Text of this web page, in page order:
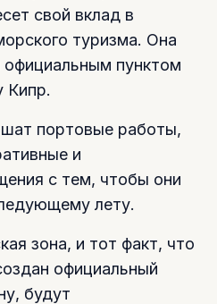
свой вклад в
туризма. Она
пунктом
Кипр.
портовые работы,
и
с тем, чтобы они
лету.
зона, и тот факт, что
официальный
будут